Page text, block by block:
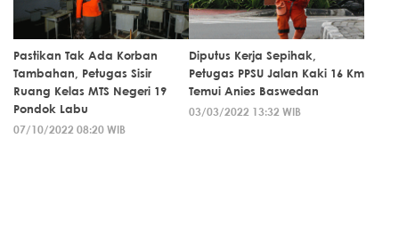
Pastikan Tak Ada Korban
Tambahan, Petugas Sisir
Ruang Kelas MTS Negeri 19
Pondok Labu
07/10/2022 08:20 WIB
Diputus Kerja Sepihak,
Petugas PPSU Jalan Kaki 16 Km
Temui Anies Baswedan
03/03/2022 13:32 WIB